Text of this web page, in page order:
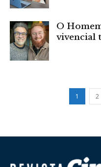
O
vivencial
1 2